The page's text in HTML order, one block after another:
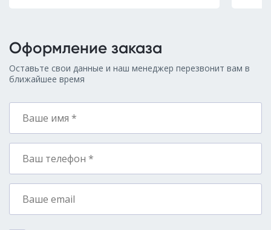
Оформление заказа
Оставьте свои данные и наш менеджер перезвонит вам в
ближайшее время